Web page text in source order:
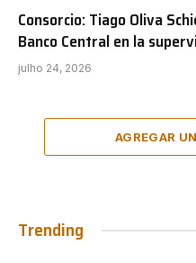
Consorcio: Tiago Oliva
Banco Central en la
julho 24, 2026
AGREGAR
Trending